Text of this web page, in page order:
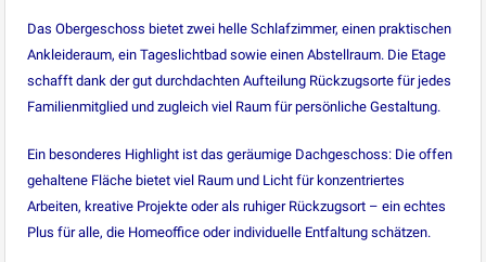
Das Obergeschoss bietet zwei helle Schlafzimmer, einen praktischen
Ankleideraum, ein Tageslichtbad sowie einen Abstellraum. Die Etage
schafft dank der gut durchdachten Aufteilung Rückzugsorte für jedes
Familienmitglied und zugleich viel Raum für persönliche Gestaltung.
Ein besonderes Highlight ist das geräumige Dachgeschoss: Die offen
gehaltene Fläche bietet viel Raum und Licht für konzentriertes
Arbeiten, kreative Projekte oder als ruhiger Rückzugsort – ein echtes
Plus für alle, die Homeoffice oder individuelle Entfaltung schätzen.